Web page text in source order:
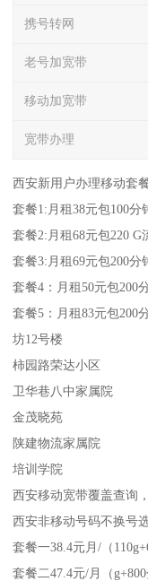
携号转网
老号加宽带
移动加宽带
宽带办理
西安新用户办理移动套
套餐1:月租38元包100分
套餐2:月租68元包220 G
套餐3:月租69元包200分
套餐4：月租50元包200
套餐5：月租83元包200
坊12号楼
柿园路荣达小区
卫华巷八中家属院
金茂晓苑
陕建物流家属院
培训学院
西安移动宽带覆盖查询，
西安非移动号码不换号
套餐一38.4元月/（
套餐二47.4元/月（